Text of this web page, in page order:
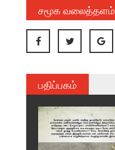
சமூக வலைத்தளம்
பதிப்பகம்